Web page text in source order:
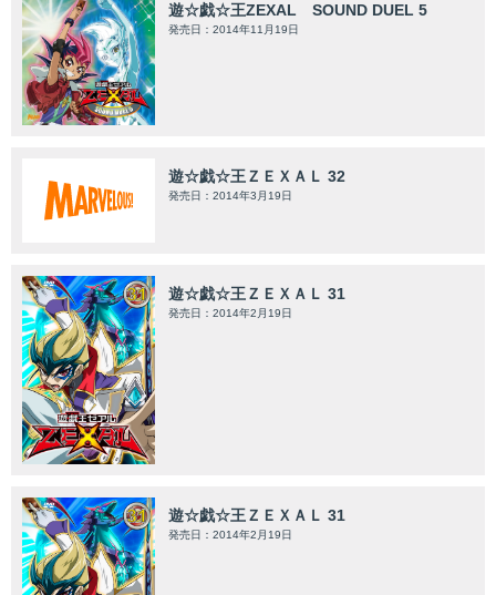
遊☆戯☆王ZEXAL SOUND DUEL 5
発売日：2014年11月19日
遊☆戯☆王ＺＥＸＡＬ 32
発売日：2014年3月19日
遊☆戯☆王ＺＥＸＡＬ 31
発売日：2014年2月19日
遊☆戯☆王ＺＥＸＡＬ 31
発売日：2014年2月19日